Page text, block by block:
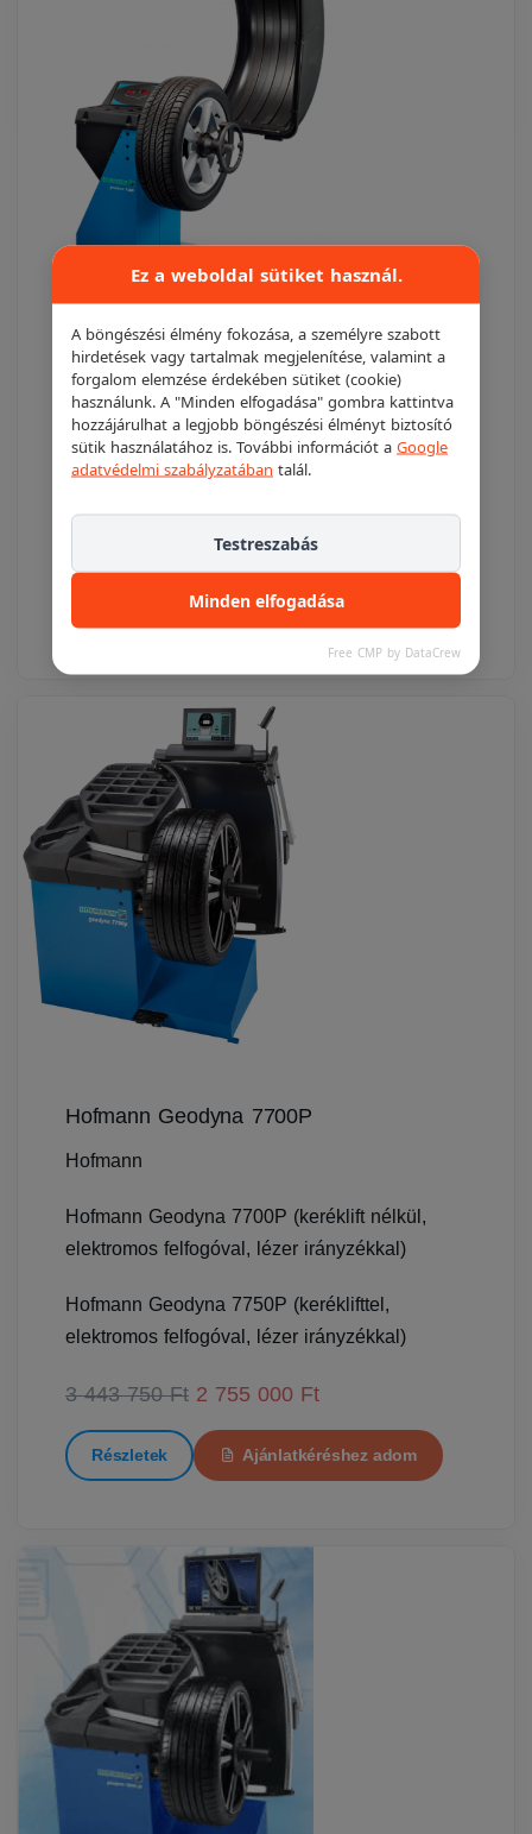
Hofmann Geodyna 7100
Hofmann
Hofmann® Geodyna® 7100
Ajánlatkéréshez adom
Hofmann Geodyna 7700P
Hofmann
Hofmann Geodyna 7700P (keréklift nélkül,
elektromos felfogóval, lézer irányzékkal)
Hofmann Geodyna 7750P (keréklifttel,
elektromos felfogóval, lézer irányzékkal)
3 443 750 Ft 2 755 000 Ft
Részletek Ajánlatkéréshez adom
Ez a weboldal sütiket használ.
A böngészési élmény fokozása, a személyre szabott
hirdetések vagy tartalmak megjelenítése, valamint a
forgalom elemzése érdekében sütiket (cookie)
használunk. A "Minden elfogadása" gombra kattintva
hozzájárulhat a legjobb böngészési élményt biztosító
sütik használatához is. További információt a Google
adatvédelmi szabályzatában talál.
Minden elfogadása
Testreszabás
Free CMP by DataCrew